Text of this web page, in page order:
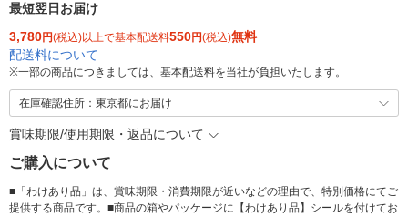
最短翌日お届け
3,780円(税込)以上で基本配送料550円(税込)無料
配送料について
※一部の商品につきましては、基本配送料を当社が負担いたします。
在庫確認住所：東京都にお届け
賞味期限/使用期限・返品について
ご購入について
■「わけあり品」は、賞味期限・消費期限が近いなどの理由で、特別価格にてご
提供する商品です。■商品の箱やパッケージに【わけあり品】シールを付けてお